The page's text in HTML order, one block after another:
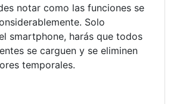
notar como las funciones se
Solo
smartphone, harás que todos
se carguen y se eliminen
temporales.